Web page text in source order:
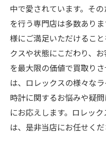
中で愛されています。そ
を行う専門店は多数あり
様にご満足いただけるこ
クスや状態にこだわり、
を最大限の価値で買取り
は、ロレックスの様々な
時計に関するお悩みや疑
にお応えします。ロレッ
は、是非当店にお任せくだ